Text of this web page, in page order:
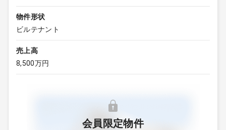
物件形状
ビルテナント
売上高
8,500万円
会員限定物件